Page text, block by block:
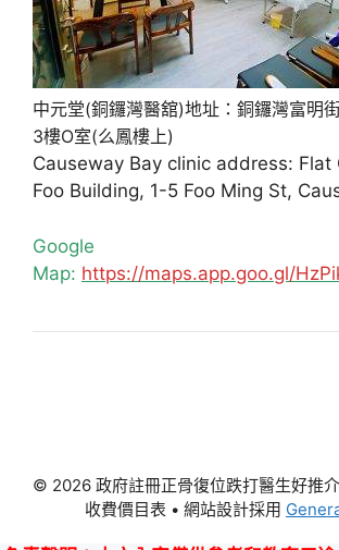
中元堂(銅鑼灣醫舘)地址：銅鑼灣富明
3樓O室(么鳳樓上)
Causeway Bay clinic address: Flat
Foo Building, 1-5 Foo Ming St,
Google
Map: https://maps.app.goo.gl/
© 2026 政府註冊正骨復位跌打醫生好推
收費價目表 • 網站設計採用